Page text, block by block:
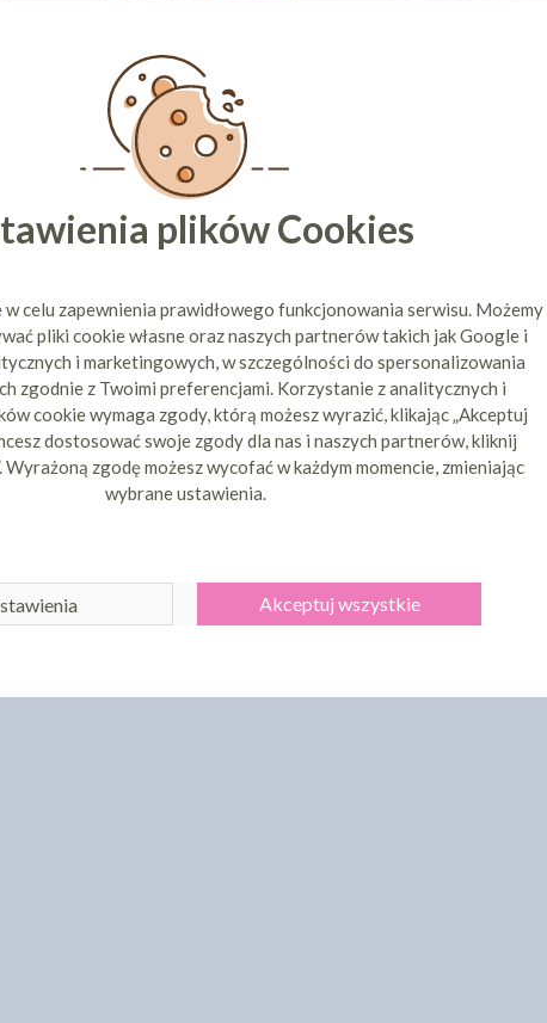
DEKORACJE CUKROWE DYNIE
POMARAŃCZOWE CAŁE 600G
cena:35,19 zł 43,99 zł
DO KOSZYKA
Najniższa cena z 30 dni przed
obniżką: 43,99 zł
Najniższa cena z 30 dni przed
POKAŻ WSZYSTKIE PRODUKTY
plików Cookies
celu zapewnienia prawidłowego funkcjonowania serwisu. Możemy
pliki cookie własne oraz naszych partnerów takich jak Google i
i marketingowych, w szczególności do spersonalizowania
zgodnie z Twoimi preferencjami. Korzystanie z analitycznych i
cookie wymaga zgody, którą możesz wyrazić, klikając „Akceptuj
dostosować swoje zgody dla nas i naszych partnerów, kliknij
Wyrażoną zgodę możesz wycofać w każdym momencie, zmieniając
wybrane ustawienia.
Akceptuj wszystkie